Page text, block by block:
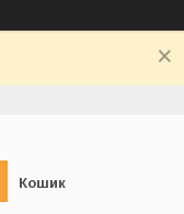
Кошик